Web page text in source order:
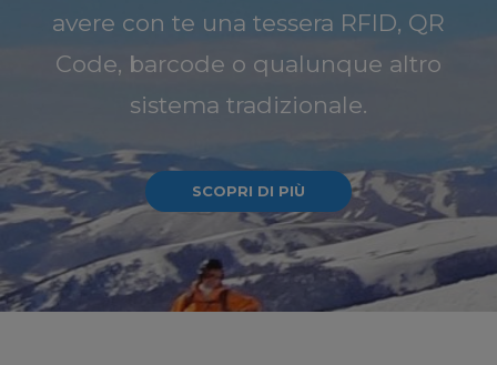
avere con te una tessera RFID, QR
Code, barcode o qualunque altro
sistema tradizionale.
SCOPRI DI PIÙ